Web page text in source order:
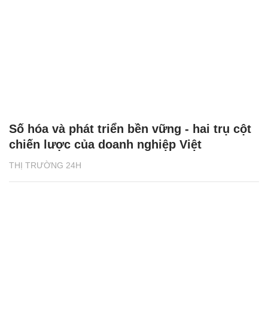
THỊ TRƯỜNG 24H
Số hóa và phát triển bền vững - hai trụ cột
chiến lược của doanh nghiệp Việt